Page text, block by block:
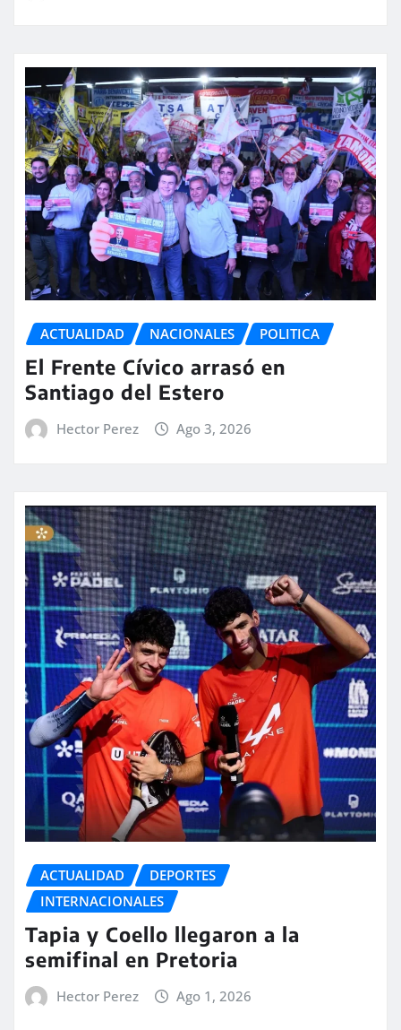
ACTUALIDAD NACIONALES POLITICA
El Frente Cívico arrasó en
Santiago del Estero
Hector Perez Ago 3, 2026
ACTUALIDAD
DEPORTES
INTERNACIONALES
Tapia y Coello llegaron a la
semifinal en Pretoria
Hector Perez Ago 1, 2026